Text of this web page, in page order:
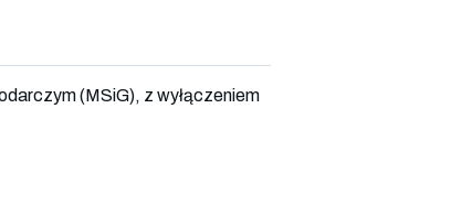
(MSiG), z wyłączeniem